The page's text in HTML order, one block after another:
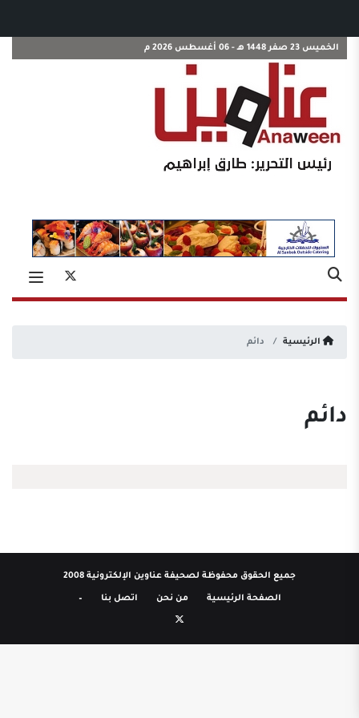
الخميس 23 صفر 1448 هـ - 06 أغسطس 2026 م
الرئيسية دائم
دائم
جميع الحقوق محفوظة لصحيفة عناوين الإلكترونية 2008
الصفحة الرئيسية من نحن اتصل بنا –